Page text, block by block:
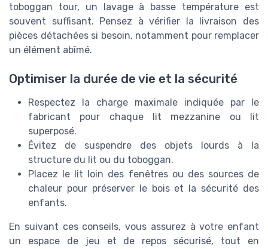
toboggan tour, un lavage à basse température est
souvent suffisant. Pensez à vérifier la livraison des
pièces détachées si besoin, notamment pour remplacer
un élément abîmé.
Optimiser la durée de vie et la sécurité
Respectez la charge maximale indiquée par le
fabricant pour chaque lit mezzanine ou lit
superposé.
Évitez de suspendre des objets lourds à la
structure du lit ou du toboggan.
Placez le lit loin des fenêtres ou des sources de
chaleur pour préserver le bois et la sécurité des
enfants.
En suivant ces conseils, vous assurez à votre enfant
un espace de jeu et de repos sécurisé, tout en